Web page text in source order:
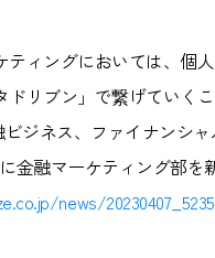
ィングにおいては、個
リブン」で繋げていくこ
ビジネス、ファイナンシ
金融マーケティング部を
news/